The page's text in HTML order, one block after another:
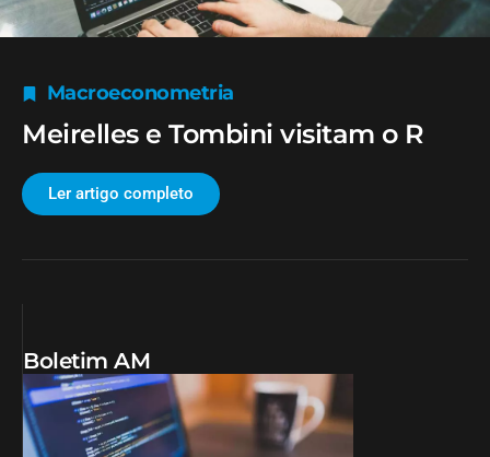
Macroeconometria
Meirelles e Tombini visitam o R
Ler artigo completo
Boletim AM